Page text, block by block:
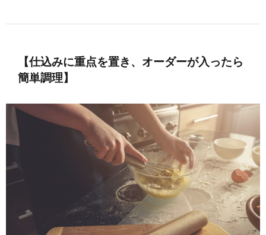
【仕込みに重点を置き、オーダーが入ったら
簡単調理】